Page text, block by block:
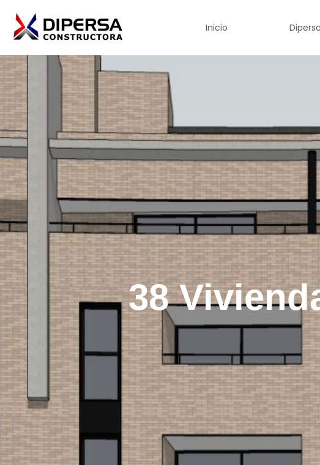
Inicio Dipersa
38